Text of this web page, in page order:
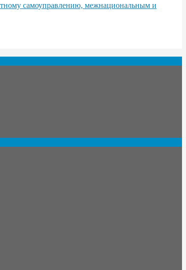
самоуправлению, межнациональным и